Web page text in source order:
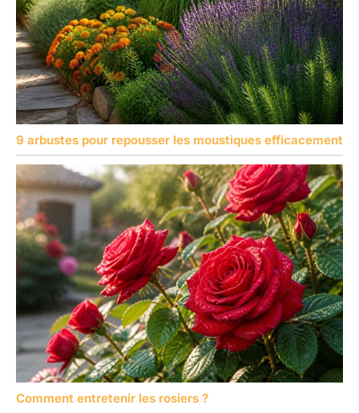
9 arbustes pour repousser les moustiques efficacement
Comment entretenir les rosiers ?